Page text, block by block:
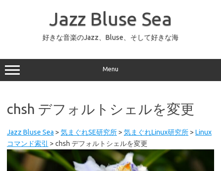
ッ
プ
Jazz Bluse Sea
好きな音楽のJazz、Bluse、そして好きな海
Menu
chsh デフォルトシェルを変更
Jazz Bluse Sea > 気まぐれSE研究所> 気まぐれLinux研究所> Linux
コマンド索引
> chsh デフォルトシェルを変更